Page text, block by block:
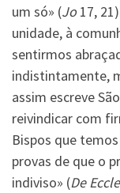
um só» (Jo17,
unidade, à
sentirmos
indistintamente,
assim escreve
reivindicar com
Bispos que
provas de que o
indiviso» (De